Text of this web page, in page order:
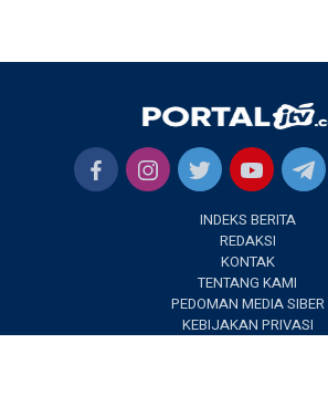
INDEKS BERITA
REDAKSI
KONTAK
TENTANG KAMI
PEDOMAN MEDIA SIBER
KEBIJAKAN PRIVASI